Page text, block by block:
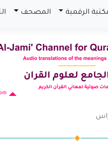
الرقمية المصحف